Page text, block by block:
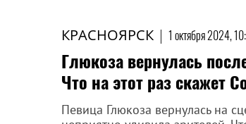
КРАСНОЯРСК | 1 октября 2024,
Глюкоза вернулась
Что на этот раз скажет
Певица Глюкоза вернулась на